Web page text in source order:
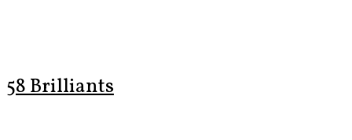
58 Brilliants